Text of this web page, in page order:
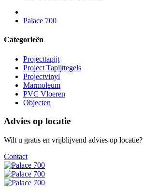
Palace 700
Categorieën
Projecttapijt
Project Tapijttegels
Projectvinyl
Marmoleum
PVC Vloeren
Objecten
Advies op locatie
Wilt u gratis en vrijblijvend advies op locatie?
Contact